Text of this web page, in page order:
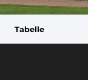
Tabelle